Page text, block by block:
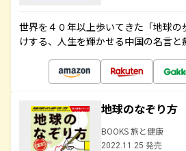
世界を４０年以上歩いてきた「地球
けする、人生を輝かせる中国の名言と
地球のなぞり
BOOKS 旅と健康
2022.11.25 発売